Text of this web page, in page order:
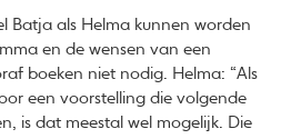
Batja als Helma kunnen worden
en de wensen van een
boeken niet nodig. Helma: “Als
een voorstelling die volgende
is dat meestal wel mogelijk. Die